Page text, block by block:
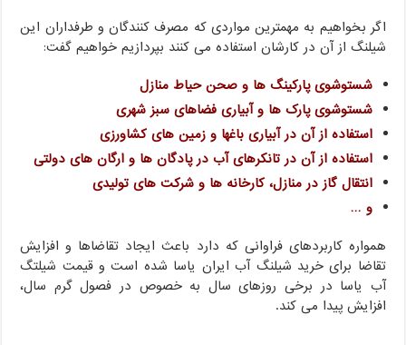
اگر بخواهیم به مهمترین مواردی که مصرف کنندگان و طرفداران این
شیلنگ از آن در کارشان استفاده می کنند بپردازیم خواهیم گفت:
شستوشوی پارکینگ ها و صحن حیاط منازل
شستوشوی پارک ها و آبیاری فضاهای سبز شهری
استفاده از آن در آبیاری باغها و زمین های کشاورزی
استفاده از آن در تانکرهای آب در پادگان ها و ارگان های دولتی
انتقال گاز در منازل، کارخانه ها و شرکت های تولیدی
و …
همواره کاربردهای فراوانی که دارد باعث ایجاد تقاضاها و افزایش
تقاضا برای خرید شیلنگ آب ایران یاسا شده است و قیمت شیلتگ
آب یاسا در برخی روزهای سال به خصوص در فصول گرم سال،
افزایش پیدا می کند.